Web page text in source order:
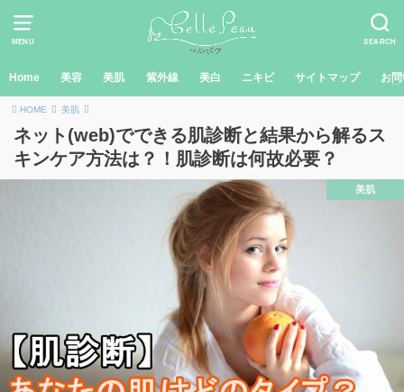
MENU SEARCH
Home 美容 美肌 紫外線 美白 ニキビ サイトマップ お
HOME 美肌
ネット(web)でできる肌診断と結果から解るス
キンケア方法は？！肌診断は何故必要？
美肌